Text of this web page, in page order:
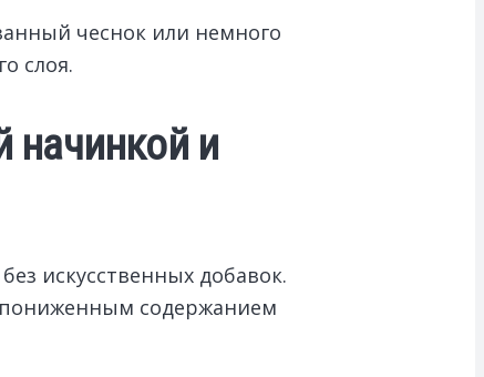
чеснок или немного
слоя.
начинкой и
искусственных добавок.
пониженным содержанием